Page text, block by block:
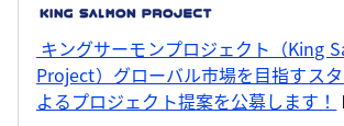
キングサーモンプロジェクト（King
Project）グローバル市場を目指すス
よるプロジェクト提案を公募します！